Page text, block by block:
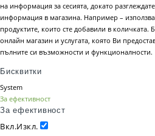
на информация за сесията, докато
информация в магазина. Например –
продуктите, които сте добавили в количката.
онлайн магазин и услугата, която Ви
пълните си възможности и функционалности.
Бисквитки
System
За ефективност
За ефективност
Вкл.Изкл.